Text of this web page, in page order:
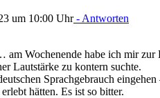
um 10:00 Uhr- Antworten
am Wochenende habe ich mir
Lautstärke zu kontern suchte.
Sprachgebrauch
hätten. Es ist so bitter.